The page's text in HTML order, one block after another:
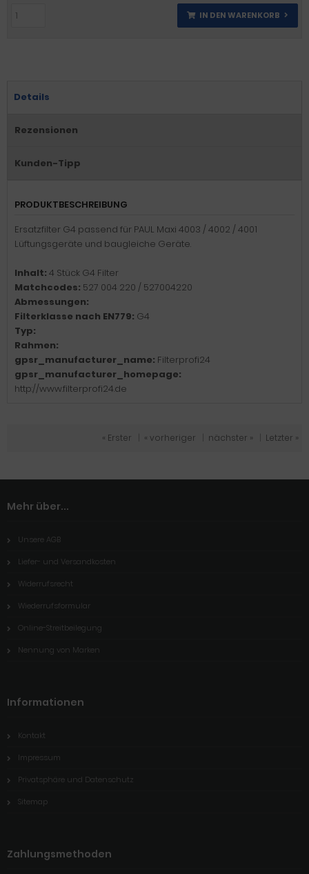
IN DEN WARENKORB
Details
Rezensionen
Kunden-Tipp
PRODUKTBESCHREIBUNG
Ersatzfilter G4 passend für PAUL Maxi 4003 / 4002 / 4001
Lüftungsgeräte und baugleiche Geräte.
Inhalt: 4 Stück G4 Filter
Matchcodes: 527 004 220 / 527004220
Abmessungen:
Filterklasse nach EN779: G4
Typ:
Rahmen:
gpsr_manufacturer_name: Filterprofi24
gpsr_manufacturer_homepage:
http://www.filterprofi24.de
« Erster « vorheriger nächster » Letzter »
Mehr über...
Unsere AGB
Liefer- und Versandkosten
Widerrufsrecht
Wiederrufsformular
Online-Streitbeilegung
Nennung von Marken
Informationen
Kontakt
Impressum
Privatsphäre und Datenschutz
Sitemap
Zahlungsmethoden